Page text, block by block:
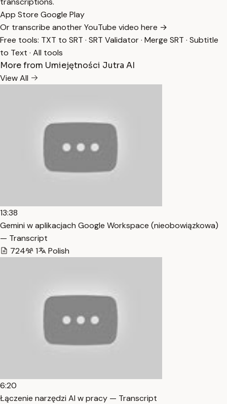
App Store Google Play
Or transcribe another YouTube video here →
Free tools: TXT to SRT · SRT Validator· Merge SRT · Subtitle
to Text · All tools
More from Umiejętności Jutra AI
View All
13:38
Gemini w aplikacjach Google Workspace (nieobowiązkowa)
— Transcript
724
1 Polish
6:20
Łączenie narzędzi AI w pracy — Transcript